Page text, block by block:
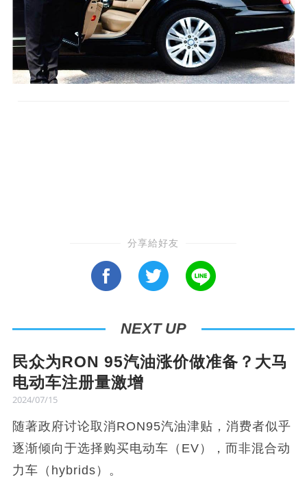
分享給好友
NEXT UP
民众为RON 95汽油涨价做准备？大马
电动车注册量激增
2024/07/15
随著政府讨论取消RON95汽油津贴，消费者似乎
逐渐倾向于选择购买电动车（EV），而非混合动
力车（hybrids）。